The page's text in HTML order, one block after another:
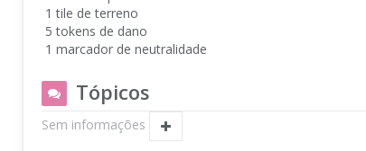
1 tile de terreno
5 tokens de dano
1 marcador de neutralidade
Tópicos
Sem informações